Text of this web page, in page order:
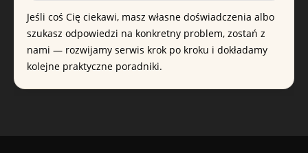
Jeśli coś Cię ciekawi, masz własne doświadczenia albo
szukasz odpowiedzi na konkretny problem, zostań z
nami — rozwijamy serwis krok po kroku i dokładamy
kolejne praktyczne poradniki.